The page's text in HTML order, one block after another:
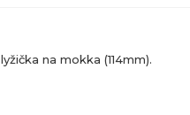
na mokka (114mm).